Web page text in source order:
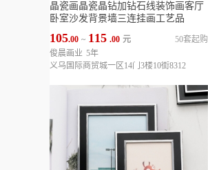
晶瓷画晶瓷晶钻加钻石线装饰画客厅
卧室沙发背景墙三连挂画工艺品
105.00 ~ 115 .00 元
50套起购
俊晨画业 5年
义乌国际商贸城一区14门3楼10街8312